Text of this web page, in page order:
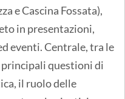
e Cascina Fossata),
in presentazioni,
eventi. Centrale, tra le
questioni di
il ruolo delle